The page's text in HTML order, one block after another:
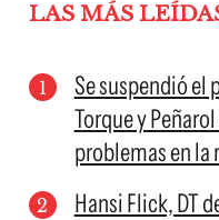
LAS MÁS
Se suspendió el
Torque y
problemas en
Hansi Flick, DT